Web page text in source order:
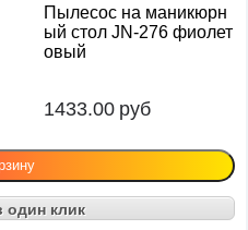
Пылесос на маникюрн
ый стол JN-276 фиолет
овый
1433.00 руб
один клик